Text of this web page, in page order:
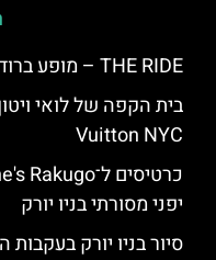
THE RIDE – מופע ברודוויי על גלגלים בניו יורק
Vuitton NYC
יפני מסורתי בניו יורק
סיור בניו יורק בעקבות